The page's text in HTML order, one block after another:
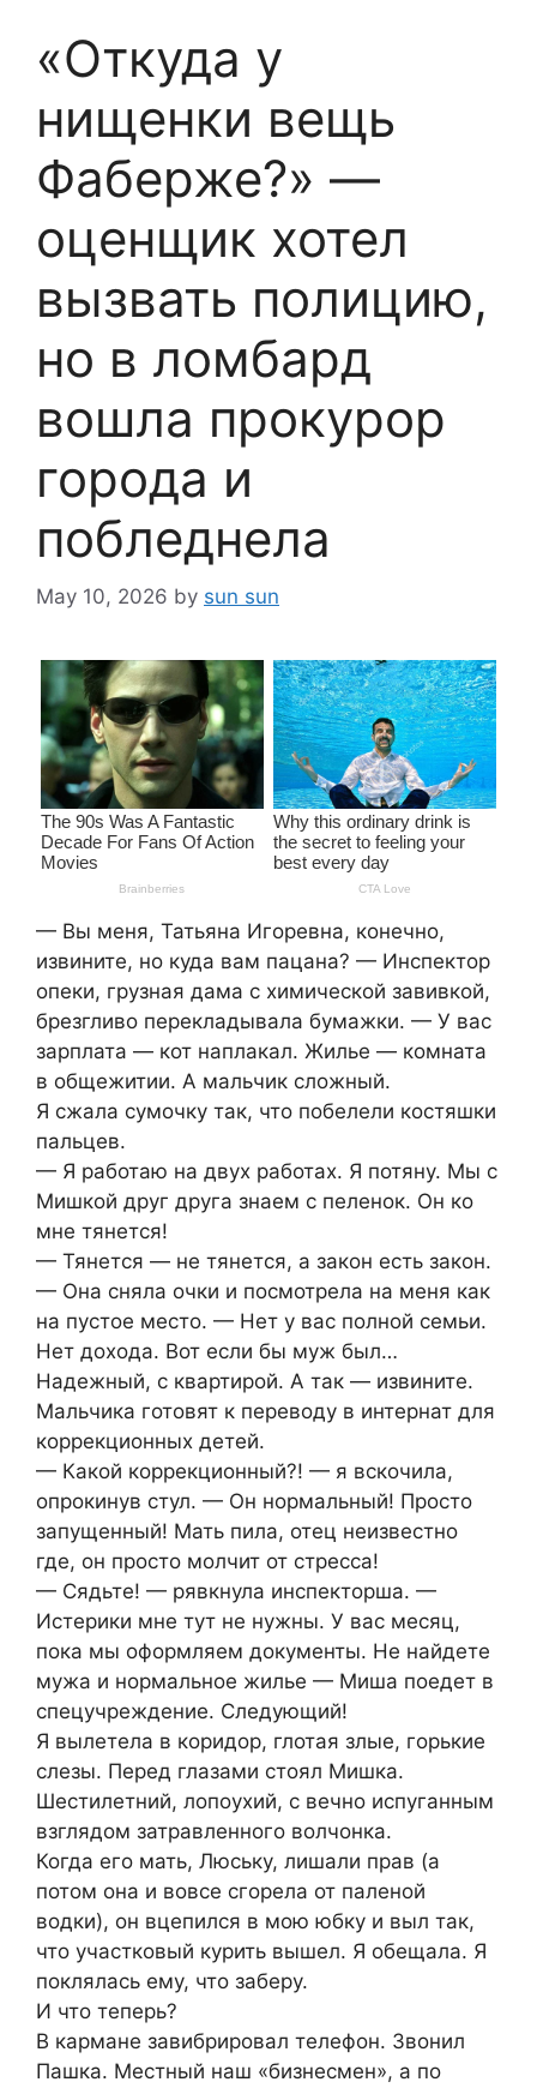
«Откуда у
нищенки вещь
Фаберже?» —
оценщик хотел
вызвать полицию,
но в ломбард
вошла прокурор
города и
побледнела
May 10, 2026 by sun sun
— Вы меня, Татьяна Игоревна, конечно,
извините, но куда вам пацана? — Инспектор
опеки, грузная дама с химической завивкой,
брезгливо перекладывала бумажки. — У вас
зарплата — кот наплакал. Жилье — комната
в общежитии. А мальчик сложный.
Я сжала сумочку так, что побелели костяшки
пальцев.
— Я работаю на двух работах. Я потяну. Мы с
Мишкой друг друга знаем с пеленок. Он ко
мне тянется!
— Тянется — не тянется, а закон есть закон.
— Она сняла очки и посмотрела на меня как
на пустое место. — Нет у вас полной семьи.
Нет дохода. Вот если бы муж был…
Надежный, с квартирой. А так — извините.
Мальчика готовят к переводу в интернат для
коррекционных детей.
— Какой коррекционный?! — я вскочила,
опрокинув стул. — Он нормальный! Просто
запущенный! Мать пила, отец неизвестно
где, он просто молчит от стресса!
— Сядьте! — рявкнула инспекторша. —
Истерики мне тут не нужны. У вас месяц,
пока мы оформляем документы. Не найдете
мужа и нормальное жилье — Миша поедет в
спецучреждение. Следующий!
Я вылетела в коридор, глотая злые, горькие
слезы. Перед глазами стоял Мишка.
Шестилетний, лопоухий, с вечно испуганным
взглядом затравленного волчонка.
Когда его мать, Люську, лишали прав (а
потом она и вовсе сгорела от паленой
водки), он вцепился в мою юбку и выл так,
что участковый курить вышел. Я обещала. Я
поклялась ему, что заберу.
И что теперь?
В кармане завибрировал телефон. Звонил
Пашка. Местный наш «бизнесмен», а по